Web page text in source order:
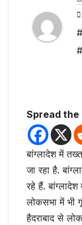
Spread the
बांग्लादेश में
जा रहा है.
रहे हैं.
लोकसभा में भी
हैदराबाद से